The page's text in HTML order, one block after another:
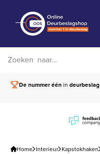
De nummer éénindeurbeslag
Home Interieur Kapstokhaken